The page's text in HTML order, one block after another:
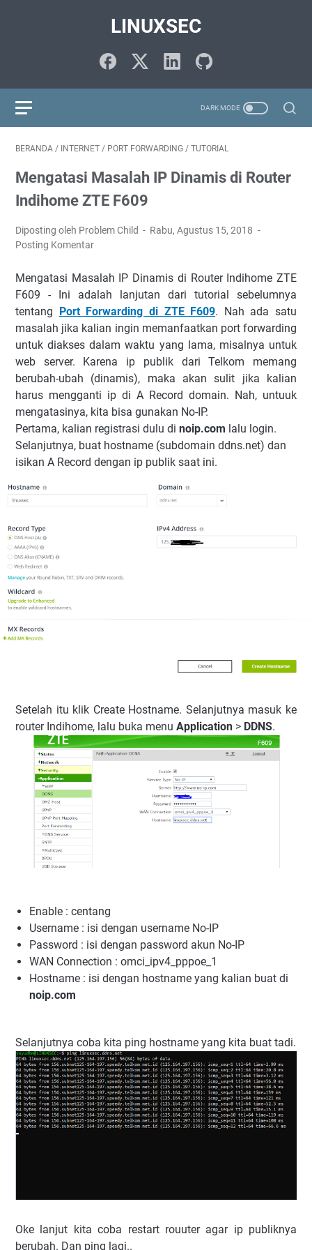
LINUXSEC
BERANDA / INTERNET / PORT FORWARDING / TUTORIAL
Mengatasi Masalah IP Dinamis di Router
Indihome ZTE F609
Diposting oleh Problem Child
Rabu, Agustus 15, 2018
Posting Komentar
Mengatasi Masalah IP Dinamis di Router Indihome ZTE
F609 - Ini adalah lanjutan dari tutorial sebelumnya
tentang Port Forwarding di ZTE F609. Nah ada satu
masalah jika kalian ingin memanfaatkan port forwarding
untuk diakses dalam waktu yang lama, misalnya untuk
web server. Karena ip publik dari Telkom memang
berubah-ubah (dinamis), maka akan sulit jika kalian
harus mengganti ip di A Record domain. Nah, untuuk
mengatasinya, kita bisa gunakan No-IP.
Pertama, kalian registrasi dulu di noip.com lalu login.
Selanjutnya, buat hostname (subdomain ddns.net) dan
isikan A Record dengan ip publik saat ini.
Setelah itu klik Create Hostname. Selanjutnya masuk ke
router Indihome, lalu buka menu Application > DDNS.
Enable : centang
Username : isi dengan username No-IP
Password : isi dengan password akun No-IP
WAN Connection : omci_ipv4_pppoe_1
Hostname : isi dengan hostname yang kalian buat di
noip.com
Selanjutnya coba kita ping hostname yang kita buat tadi.
Oke lanjut kita coba restart rouuter agar ip publiknya
berubah. Dan ping lagi..